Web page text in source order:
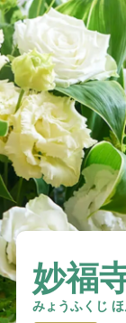
妙福
みょうふくじ